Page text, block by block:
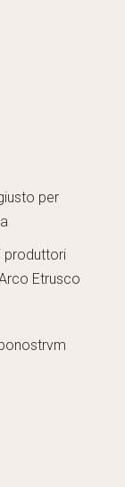
per
produttori
Etrusco